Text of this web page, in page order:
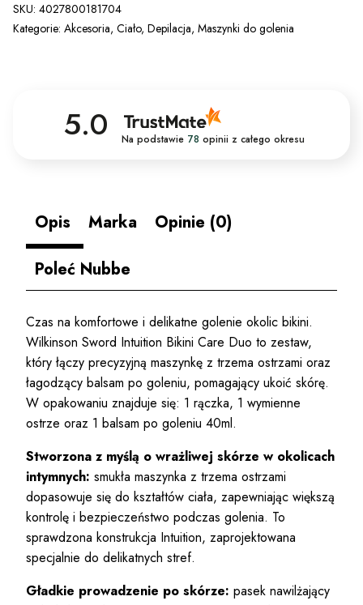
SKU: 4027800181704
Kategorie: Akcesoria, Ciało, Depilacja, Maszynki do golenia
5.0 Na podstawie 78 opinii z całego okresu
Opis Marka
Opinie (0)
Poleć Nubbe
Czas na komfortowe i delikatne golenie okolic bikini.
Wilkinson Sword Intuition Bikini Care Duo to zestaw,
który łączy precyzyjną maszynkę z trzema ostrzami oraz
łagodzący balsam po goleniu, pomagający ukoić skórę.
W opakowaniu znajduje się: 1 rączka, 1 wymienne
ostrze oraz 1 balsam po goleniu 40ml.
Stworzona z myślą o wrażliwej skórze w okolicach
intymnych: smukła maszynka z trzema ostrzami
dopasowuje się do kształtów ciała, zapewniając większą
kontrolę i bezpieczeństwo podczas golenia. To
sprawdzona konstrukcja Intuition, zaprojektowana
specjalnie do delikatnych stref.
Gładkie prowadzenie po skórze: pasek nawilżający